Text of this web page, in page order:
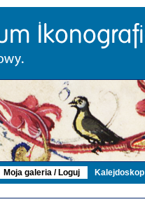
Moja galeria / Loguj Kalejdoskop